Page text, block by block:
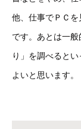
他、仕事でＰＣ
です。あとは一
り」を調べると
よいと思います。